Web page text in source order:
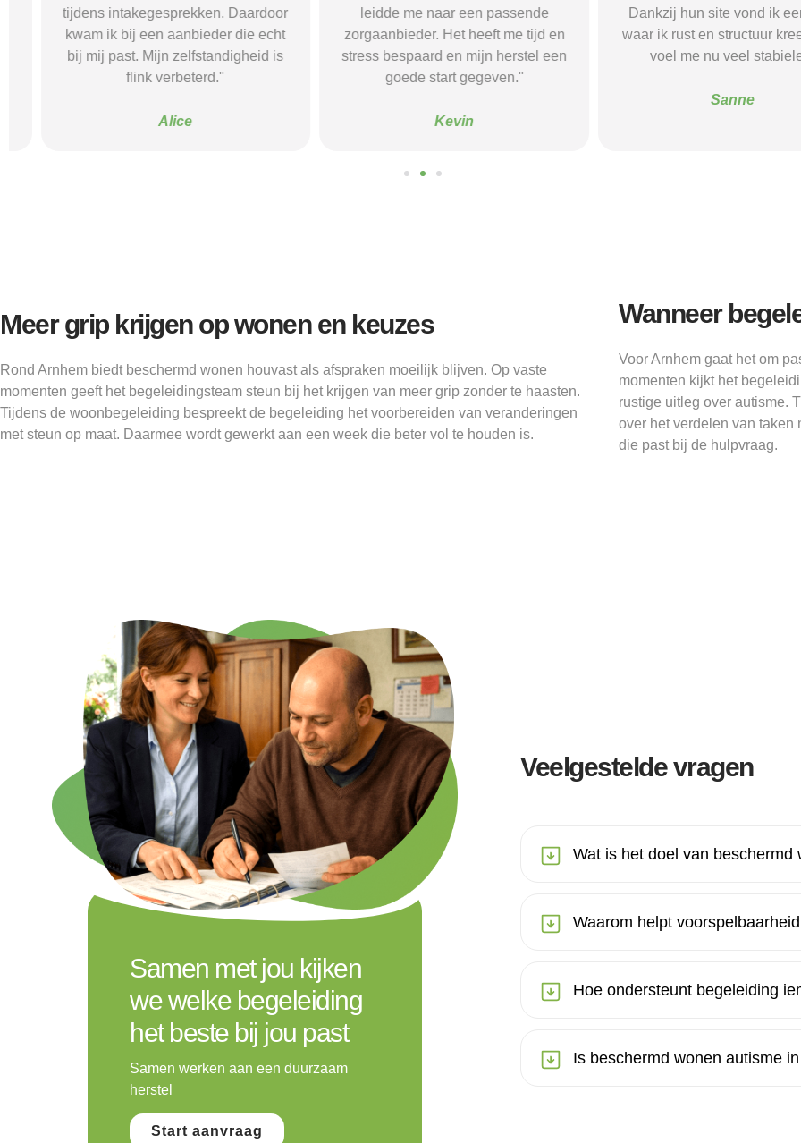
tijdens intakegesprekken. Daardoor
kwam ik bij een aanbieder die echt
bij mij past. Mijn zelfstandigheid is
flink verbeterd."
Alice
leidde me naar een passende
zorgaanbieder. Het heeft me tijd en
stress bespaard en mijn herstel een
goede start gegeven."
Kevin
Dankzij hun site vond ik een
waar ik rust en structuur kreeg —
voel me nu veel stabieler."
Sanne
Meer grip krijgen op wonen en keuzes
Rond Arnhem biedt beschermd wonen houvast als afspraken moeilijk blijven. Op vaste
momenten geeft het begeleidingsteam steun bij het krijgen van meer grip zonder te haasten.
Tijdens de woonbegeleiding bespreekt de begeleiding het voorbereiden van veranderingen
met steun op maat. Daarmee wordt gewerkt aan een week die beter vol te houden is.
Wanneer
Voor Arnhem gaat het om
momenten kijkt het
rustige uitleg over autisme.
over het verdelen van taken
die past bij de hulpvraag.
Samen met jou kijken
we welke begeleiding
het beste bij jou past
Samen werken aan een duurzaam
herstel
Start aanvraag
Veelgestelde vragen
Wat is het doel van beschermd
Waarom helpt
Hoe ondersteunt begeleiding
Is beschermd wonen autisme